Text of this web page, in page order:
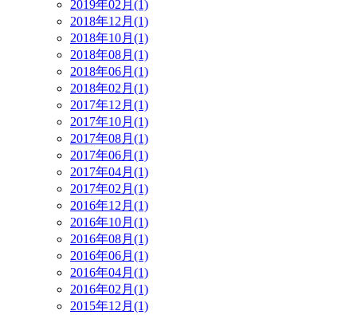
2019年02月(1)
2018年12月(1)
2018年10月(1)
2018年08月(1)
2018年06月(1)
2018年02月(1)
2017年12月(1)
2017年10月(1)
2017年08月(1)
2017年06月(1)
2017年04月(1)
2017年02月(1)
2016年12月(1)
2016年10月(1)
2016年08月(1)
2016年06月(1)
2016年04月(1)
2016年02月(1)
2015年12月(1)